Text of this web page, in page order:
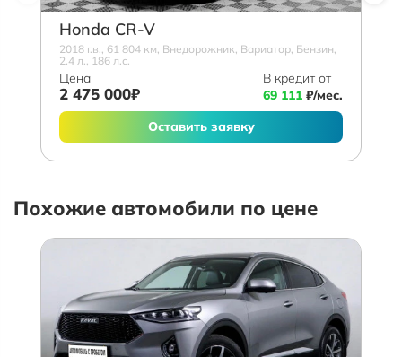
Honda CR-V
2018 г.в., 61 804 км, Внедорожник, Вариатор, Бензин,
2.4 л., 186 л.с.
Цена
2 475 000₽
В кредит от
69 111 ₽/мес.
Оставить заявку
Похожие автомобили по цене